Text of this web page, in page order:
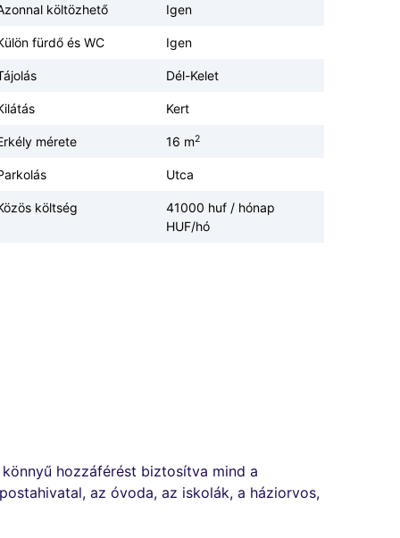
költözhető Igen
fürdő és WC Igen
Dél-Kelet
Kert
mérete 16 m2
Utca
költség
41000 huf / hónap
HUF/hó
hozzáférést biztosítva mind a
az óvoda, az iskolák, a háziorvos,